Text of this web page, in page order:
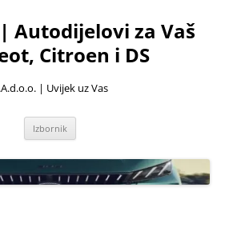
Autodijelovi za Vaš
Citroen i DS
| Uvijek uz Vas
Izbornik